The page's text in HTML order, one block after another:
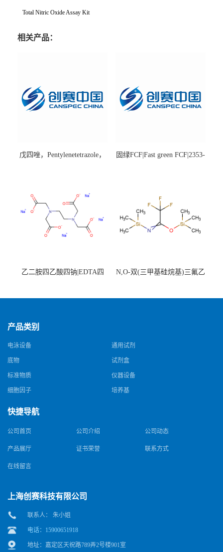
Total Nitric Oxide Assay Kit
相关产品：
戊四唑，Pentylenetetrazole，
固绿FCF|Fast green FCF|2353-
乙二胺四乙酸四钠|EDTA四
N,O-双(三甲基硅烷基)三氟乙
产品类别
电泳设备 通用试剂
底物 试剂盒
标准物质 仪器设备
细胞因子 培养基
快捷导航
公司首页 公司介绍 公司动态
产品展厅 证书荣誉 联系方式
在线留言
上海创赛科技有限公司
联系人： 朱小姐
电话：15900651918
地址：嘉定区天祝路789弄2号楼901室